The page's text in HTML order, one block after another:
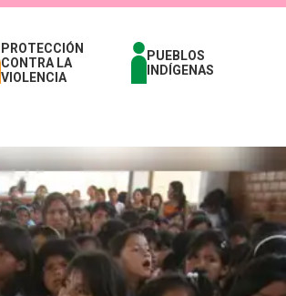
PROTECCIÓN
CONTRA LA
VIOLENCIA
PUEBLOS
INDÍGENAS